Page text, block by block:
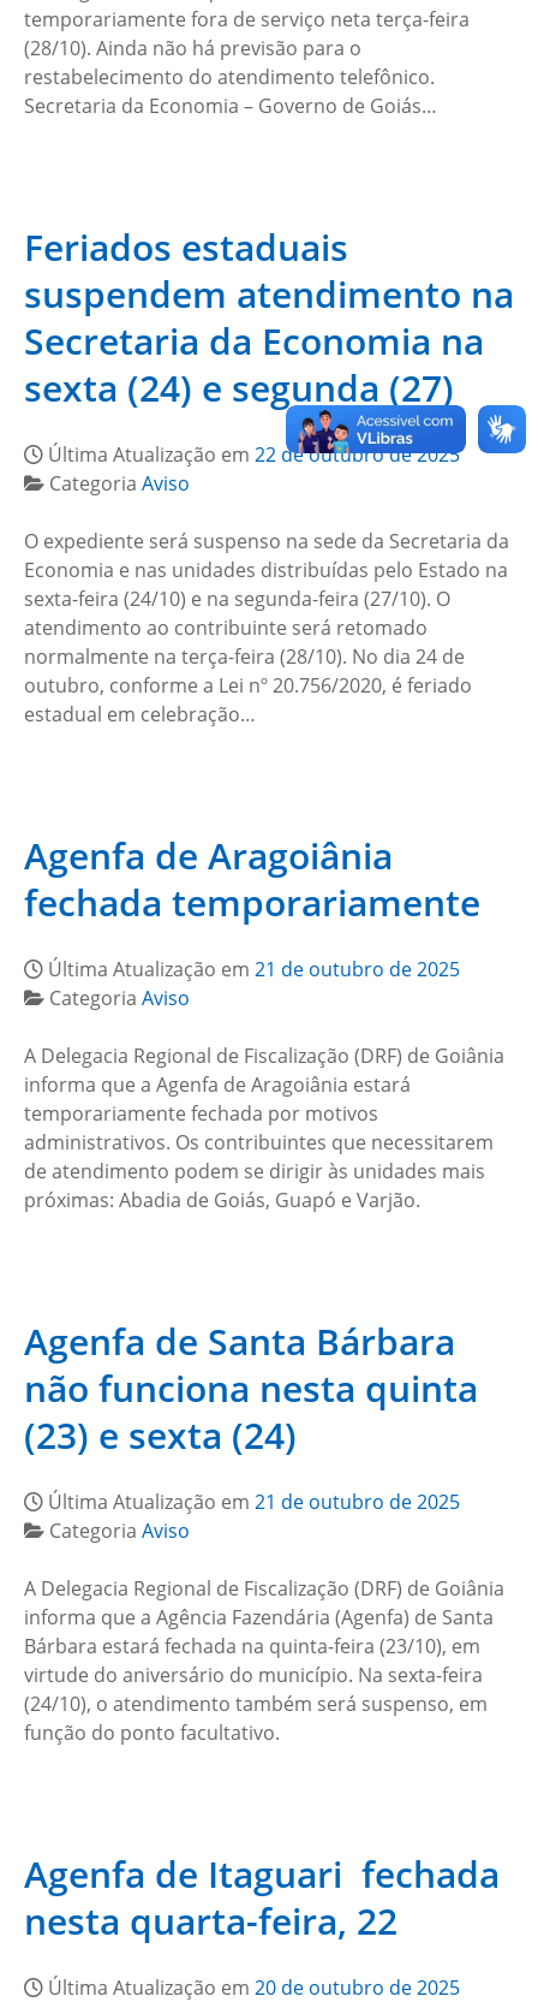
temporariamente fora de serviço neta terça-feira
(28/10). Ainda não há previsão para o
restabelecimento do atendimento telefônico.
Secretaria da Economia – Governo de Goiás…
Feriados estaduais
suspendem atendimento na
Secretaria da Economia na
sexta (24) e segunda (27)
Última Atualização em 22 de outubro de 2025
Categoria Aviso
O expediente será suspenso na sede da Secretaria da
Economia e nas unidades distribuídas pelo Estado na
sexta-feira (24/10) e na segunda-feira (27/10). O
atendimento ao contribuinte será retomado
normalmente na terça-feira (28/10). No dia 24 de
outubro, conforme a Lei nº 20.756/2020, é feriado
estadual em celebração…
Agenfa de Aragoiânia
fechada temporariamente
Última Atualização em 21 de outubro de 2025
Categoria Aviso
A Delegacia Regional de Fiscalização (DRF) de Goiânia
informa que a Agenfa de Aragoiânia estará
temporariamente fechada por motivos
administrativos. Os contribuintes que necessitarem
de atendimento podem se dirigir às unidades mais
próximas: Abadia de Goiás, Guapó e Varjão.
Agenfa de Santa Bárbara
não funciona nesta quinta
(23) e sexta (24)
Última Atualização em 21 de outubro de 2025
Categoria Aviso
A Delegacia Regional de Fiscalização (DRF) de Goiânia
informa que a Agência Fazendária (Agenfa) de Santa
Bárbara estará fechada na quinta-feira (23/10), em
virtude do aniversário do município. Na sexta-feira
(24/10), o atendimento também será suspenso, em
função do ponto facultativo.
Agenfa de Itaguari fechada
nesta quarta-feira, 22
Última Atualização em 20 de outubro de 2025